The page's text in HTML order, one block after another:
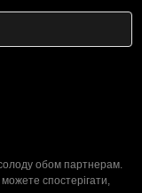
обом партнерам.
спостерігати,